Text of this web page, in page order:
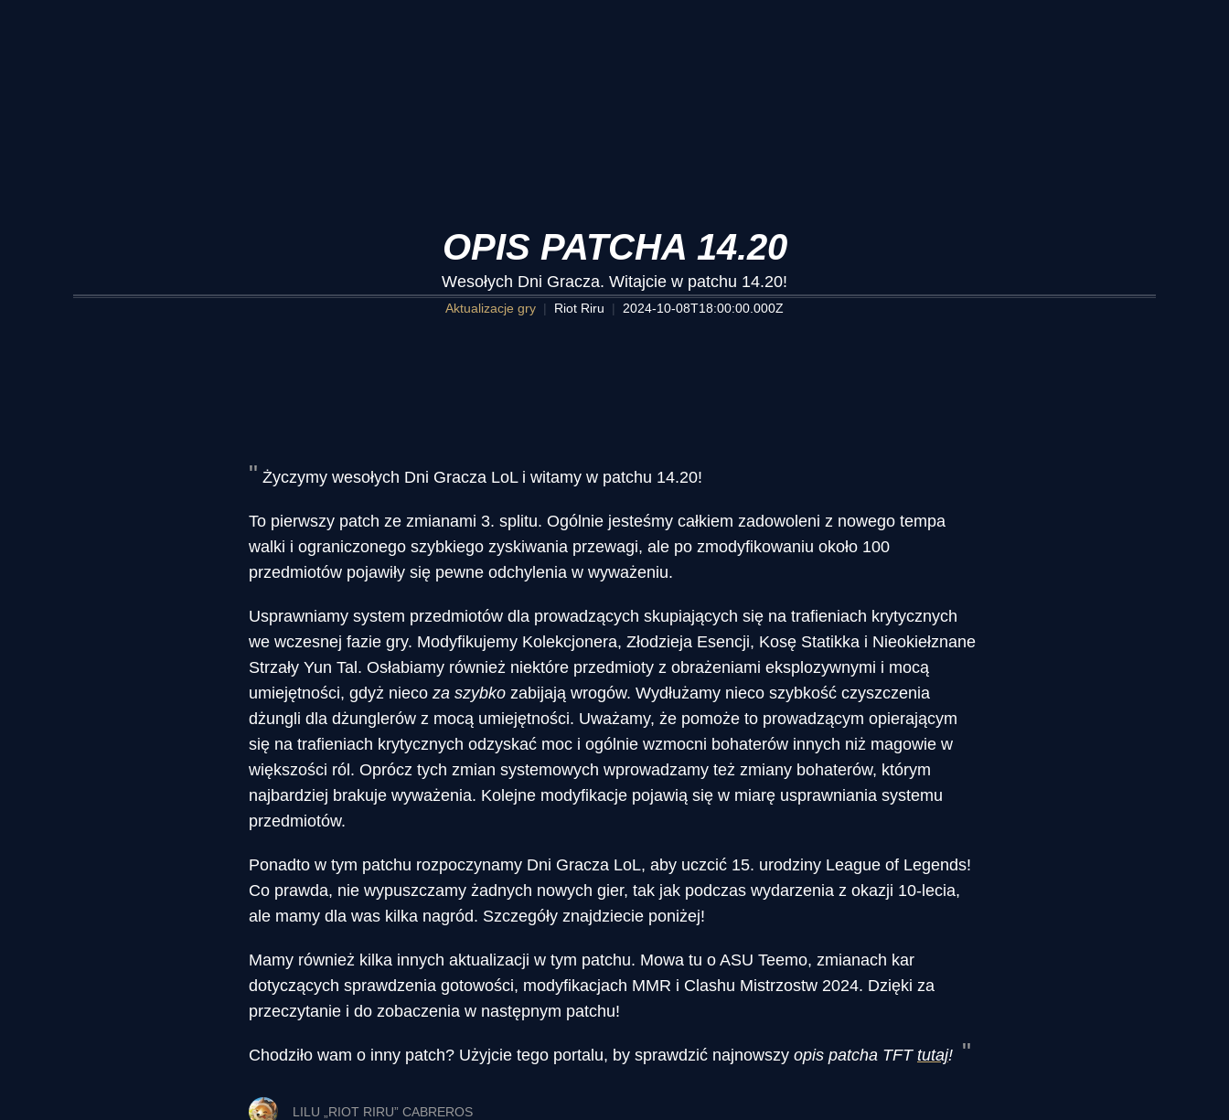
OPIS PATCHA 14.20
Wesołych Dni Gracza. Witajcie w patchu 14.20!
Aktualizacje gry Riot Riru 2024-10-08T18:00:00.000Z
Życzymy wesołych Dni Gracza LoL i witamy w patchu 14.20!
To pierwszy patch ze zmianami 3. splitu. Ogólnie jesteśmy całkiem zadowoleni z nowego tempa
walki i ograniczonego szybkiego zyskiwania przewagi, ale po zmodyfikowaniu około 100
przedmiotów pojawiły się pewne odchylenia w wyważeniu.
Usprawniamy system przedmiotów dla prowadzących skupiających się na trafieniach krytycznych
we wczesnej fazie gry. Modyfikujemy Kolekcjonera, Złodzieja Esencji, Kosę Statikka i Nieokiełznane
Strzały Yun Tal. Osłabiamy również niektóre przedmioty z obrażeniami eksplozywnymi i mocą
umiejętności, gdyż nieco za szybko zabijają wrogów. Wydłużamy nieco szybkość czyszczenia
dżungli dla dżunglerów z mocą umiejętności. Uważamy, że pomoże to prowadzącym opierającym
się na trafieniach krytycznych odzyskać moc i ogólnie wzmocni bohaterów innych niż magowie w
większości ról. Oprócz tych zmian systemowych wprowadzamy też zmiany bohaterów, którym
najbardziej brakuje wyważenia. Kolejne modyfikacje pojawią się w miarę usprawniania systemu
przedmiotów.
Ponadto w tym patchu rozpoczynamy Dni Gracza LoL, aby uczcić 15. urodziny League of Legends!
Co prawda, nie wypuszczamy żadnych nowych gier, tak jak podczas wydarzenia z okazji 10-lecia,
ale mamy dla was kilka nagród. Szczegóły znajdziecie poniżej!
Mamy również kilka innych aktualizacji w tym patchu. Mowa tu o ASU Teemo, zmianach kar
dotyczących sprawdzenia gotowości, modyfikacjach MMR i Clashu Mistrzostw 2024. Dzięki za
przeczytanie i do zobaczenia w następnym patchu!
Chodziło wam o inny patch? Użyjcie tego portalu, by sprawdzić najnowszy opis patcha TFT tutaj!
LILU „RIOT RIRU” CABREROS